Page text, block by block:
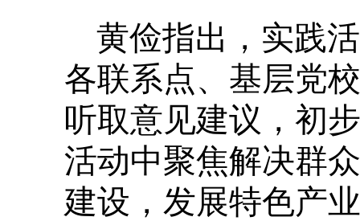
黄俭指出，实践
各联系点、基层党
听取意见建议，初
活动中聚焦解决群
建设，发展特色产